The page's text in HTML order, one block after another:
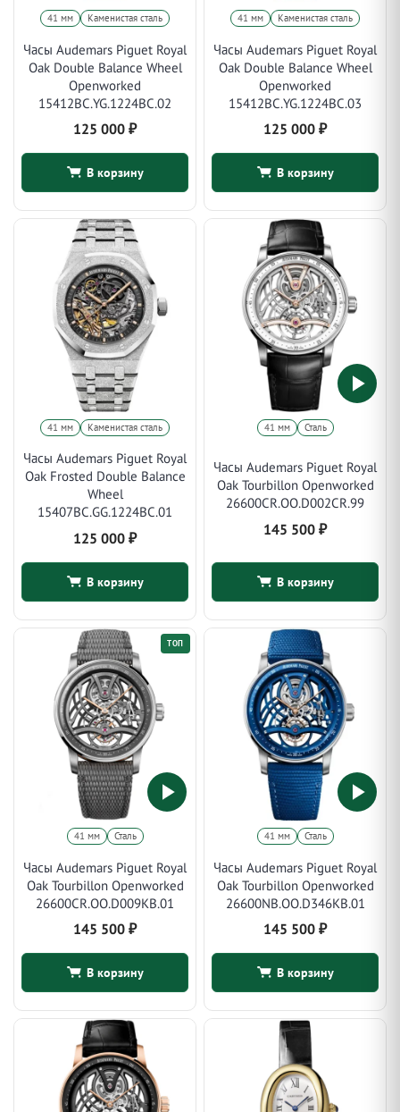
41 мм Каменистая сталь
Часы Audemars Piguet Royal
Oak Double Balance Wheel
Openworked
15412BC.YG.1224BC.02
125 000 ₽
В корзину
41 мм Каменистая сталь
Часы Audemars Piguet Royal
Oak Double Balance Wheel
Openworked
15412BC.YG.1224BC.03
125 000 ₽
В корзину
41 мм Каменистая сталь
Часы Audemars Piguet Royal
Oak Frosted Double Balance
Wheel
15407BC.GG.1224BC.01
125 000 ₽
В корзину
41 мм Сталь
Часы Audemars Piguet Royal
Oak Tourbillon Openworked
26600CR.OO.D002CR.99
145 500 ₽
В корзину
ТОП
41 мм Сталь
Часы Audemars Piguet Royal
Oak Tourbillon Openworked
26600CR.OO.D009KB.01
145 500 ₽
В корзину
41 мм Сталь
Часы Audemars Piguet Royal
Oak Tourbillon Openworked
26600NB.OO.D346KB.01
145 500 ₽
В корзину